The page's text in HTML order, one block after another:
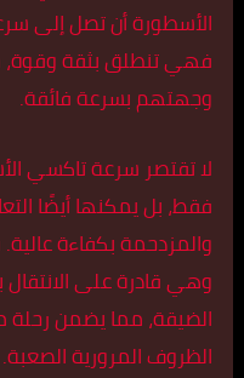
الأسطورة أن تصل إلى
فهي تنطلق بثقة وقوة،
وجهتهم بسرعة فائقة.
لا تقتصر سرعة تاكسي
فقط، بل يمكنها أيضًا
والمزدحمة بكفاءة
وهي قادرة على
الضيقة، مما يضمن
الظروف المرورية الصعبة.